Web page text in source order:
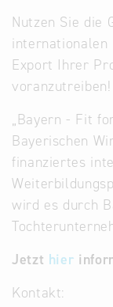
Nutzen Sie die
internationalen
Export Ihrer
voranzutreiben!
„Bayern - Fit
Bayerischen
finanziertes
wird es durch
Jetzt hier
Kontakt: